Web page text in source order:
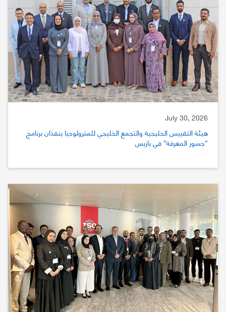
July 30, 2026
هيئة التقييس الخليجية والتجمع الخليجي للمترولوجيا ينفذان برنامج
“جسور المعرفة” في باريس